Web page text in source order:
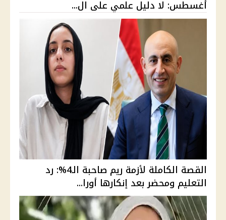
أغسطس: لا دليل علمي على ال...
القصة الكاملة لأزمة ريم صاحبة الـ4%: رد
التعليم ومحضر بعد إنكارها أورا...